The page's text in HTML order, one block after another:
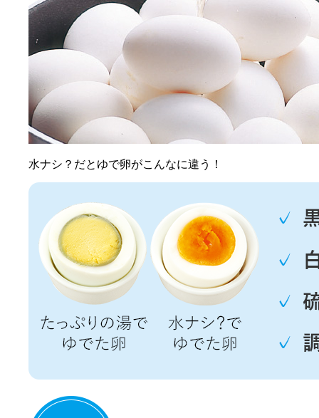
水ナシ？だとゆで卵がこんなに違う！